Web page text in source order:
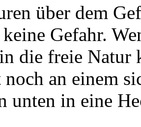
über dem
Gefahr.
die freie Natur
noch an einem
unten in eine